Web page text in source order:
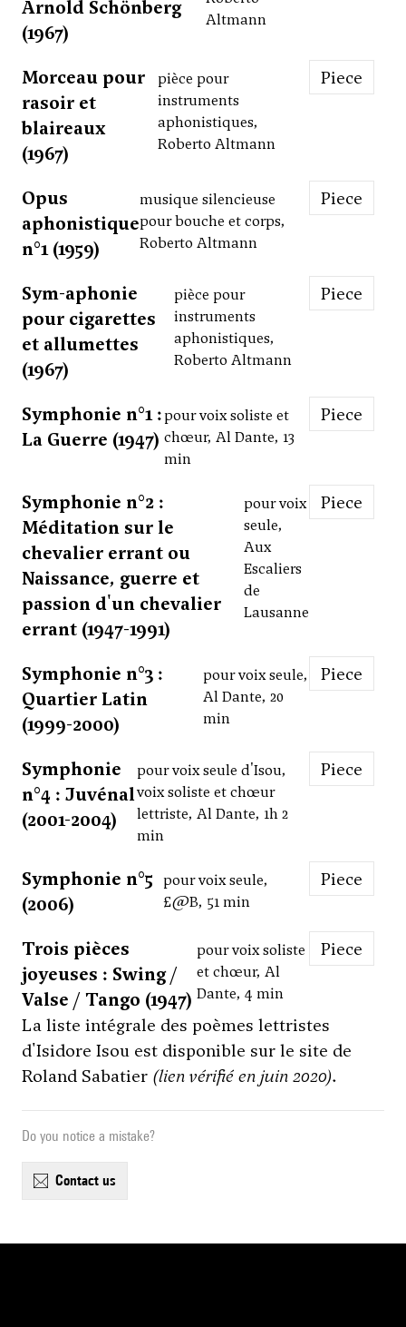
Arnold Schönberg
(1967)
Altmann
Morceau pour
rasoir et
blaireaux
(1967)
pièce pour
instruments
aphonistiques,
Roberto Altmann
Piece
Opus
aphonistique
n°1 (1959)
musique silencieuse
pour bouche et corps,
Roberto Altmann
Piece
Sym-aphonie
pour cigarettes
et allumettes
(1967)
pièce pour
instruments
aphonistiques,
Roberto Altmann
Piece
Symphonie n°1 :
La Guerre (1947)
pour voix soliste et
chœur, Al Dante, 13
min
Piece
Symphonie n°2 :
Méditation sur le
chevalier errant ou
Naissance, guerre et
passion d'un chevalier
errant (1947-1991)
pour voix
seule,
Aux
Escaliers
de
Lausanne
Piece
Symphonie n°3 :
Quartier Latin
(1999-2000)
pour voix seule,
Al Dante, 20
min
Piece
Symphonie
n°4 : Juvénal
(2001-2004)
pour voix seule d'Isou,
voix soliste et chœur
lettriste, Al Dante, 1h 2
min
Piece
Symphonie n°5
(2006)
pour voix seule,
£@B, 51 min
Piece
Trois pièces
joyeuses : Swing /
Valse / Tango (1947)
pour voix soliste
et chœur, Al
Dante, 4 min
Piece
La liste intégrale des poèmes lettristes
d'Isidore Isou est disponible surle site de
Roland Sabatier (lien vérifié en juin 2020).
Do you notice a mistake?
contact us